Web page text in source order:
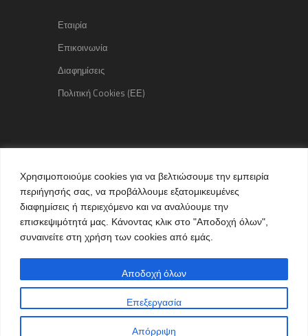
Χρησιμοποιούμε cookies για να βελτιώσουμε την εμπειρία
περιήγησής σας, να προβάλλουμε εξατομικευμένες
διαφημίσεις ή περιεχόμενο και να αναλύουμε την
επισκεψιμότητά μας. Κάνοντας κλικ στο "Αποδοχή όλων",
συναινείτε στη χρήση των cookies από εμάς.
Επεξεργασία
Απόρριψη
Αποδοχή όλων
Εταιρία
Επικοινωνία
Διαφημίσεις
Πολιτική Cookies (ΕΕ)
Copyright © 2015 kozaniLife.gr
All Rights reserved
Internet Services & Advertisement
by kozaniLife.gr